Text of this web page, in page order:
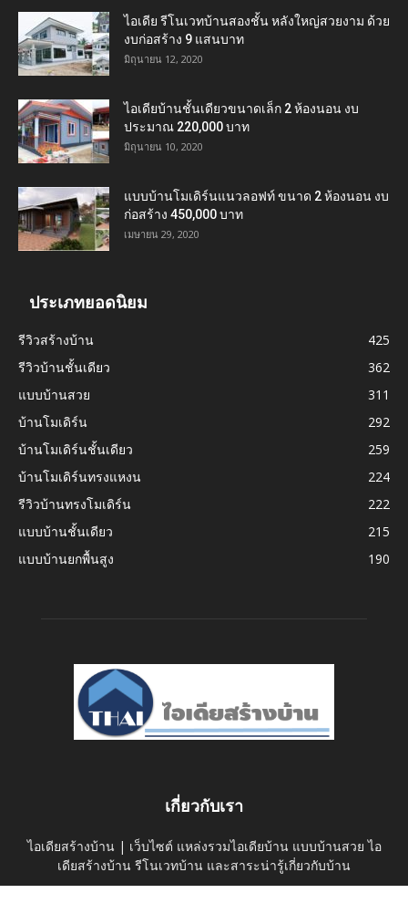
ไอเดีย รีโนเวทบ้านสองชั้น หลังใหญ่สวยงาม ด้วย
งบก่อสร้าง 9 แสนบาท
มิถุนายน 12, 2020
ไอเดียบ้านชั้นเดียวขนาดเล็ก 2 ห้องนอน งบ
ประมาณ 220,000 บาท
มิถุนายน 10, 2020
แบบบ้านโมเดิร์นแนวลอฟท์ ขนาด 2 ห้องนอน งบ
ก่อสร้าง 450,000 บาท
เมษายน 29, 2020
ประเภทยอดนิยม
รีวิวสร้างบ้าน
425
รีวิวบ้านชั้นเดียว
362
แบบบ้านสวย
311
บ้านโมเดิร์น
292
บ้านโมเดิร์นชั้นเดียว
259
บ้านโมเดิร์นทรงแหงน
224
รีวิวบ้านทรงโมเดิร์น
222
แบบบ้านชั้นเดียว
215
แบบบ้านยกพื้นสูง
190
เกี่ยวกับเรา
ไอเดียสร้างบ้าน | เว็บไซต์ แหล่งรวมไอเดียบ้าน แบบบ้านสวย ไอ
เดียสร้างบ้าน รีโนเวทบ้าน และสาระน่ารู้เกี่ยวกับบ้าน